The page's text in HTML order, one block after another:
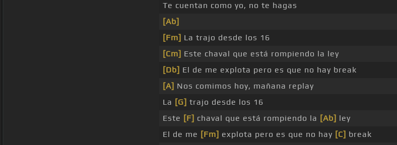
Te cuentan como yo, no te hagas
[Ab]
[Fm] La trajo desde los 16
[Cm] Este chaval que está rompiendo la ley
[Db] El de me explota pero es que no hay break
[A] Nos comimos hoy, mañana replay
La [G] trajo desde los 16
Este [F] chaval que está rompiendo la [Ab] ley
El de me [Fm] explota pero es que no hay [C] break